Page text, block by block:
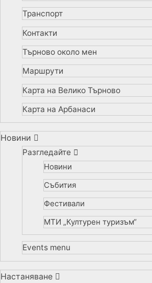
Транспорт
Контакти
Търново около мен
Маршрути
Карта на Велико Търново
Карта на Арбанаси
Новини
Разгледайте
Новини
Събития
Фестивали
МТИ „Културен туризъм“
Events menu
Настаняване